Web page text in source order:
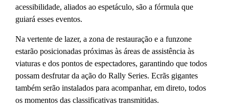
acessibilidade, aliados ao espetáculo, são a fórmula que
guiará esses eventos.
Na vertente de lazer, a zona de restauração e a funzone
estarão posicionadas próximas às áreas de assistência às
viaturas e dos pontos de espectadores, garantindo que todos
possam desfrutar da ação do Rally Series. Ecrãs gigantes
também serão instalados para acompanhar, em direto, todos
os momentos das classificativas transmitidas.